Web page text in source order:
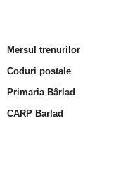
Mersul trenurilor
Coduri postale
Primaria Bârlad
CARP Barlad